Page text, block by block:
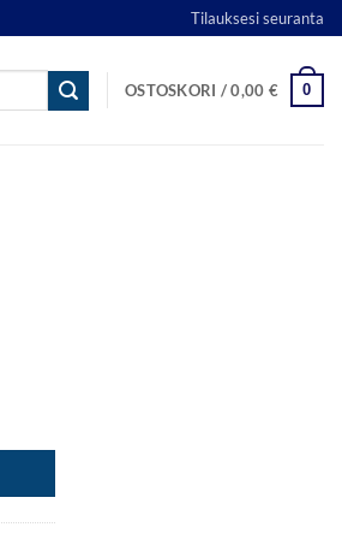
Tilauksesi seuranta
OSTOSKORI /0,00 € 0